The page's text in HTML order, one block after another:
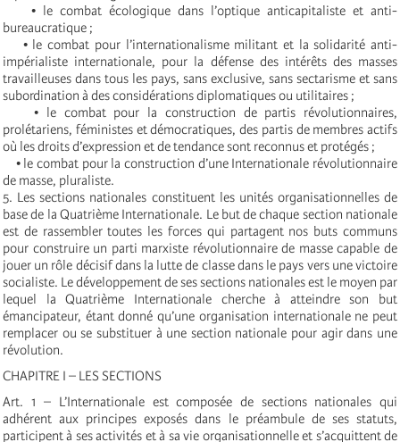
• le combat écologique dans l’optique anticapitaliste et anti-
bureaucratique ;
• le combat pour l’internationalisme militant et la solidarité anti-
impérialiste internationale, pour la défense des intérêts des masses
travailleuses dans tous les pays, sans exclusive, sans sectarisme et sans
subordination à des considérations diplomatiques ou utilitaires ;
• le combat pour la construction de partis révolutionnaires,
prolétariens, féministes et démocratiques, des partis de membres actifs
où les droits d’expression et de tendance sont reconnus et protégés ;
• le combat pour la construction d’une Internationale révolutionnaire
de masse, pluraliste.
5. Les sections nationales constituent les unités organisationnelles de
base de la Quatrième Internationale. Le but de chaque section nationale
est de rassembler toutes les forces qui partagent nos buts communs
pour construire un parti marxiste révolutionnaire de masse capable de
jouer un rôle décisif dans la lutte de classe dans le pays vers une victoire
socialiste. Le développement de ses sections nationales est le moyen par
lequel la Quatrième Internationale cherche à atteindre son but
émancipateur, étant donné qu’une organisation internationale ne peut
remplacer ou se substituer à une section nationale pour agir dans une
révolution.
CHAPITRE I – LES SECTIONS
Art. 1 – L’Internationale est composée de sections nationales qui
adhérent aux principes exposés dans le préambule de ses statuts,
participent à ses activités et à sa vie organisationnelle et s’acquittent de